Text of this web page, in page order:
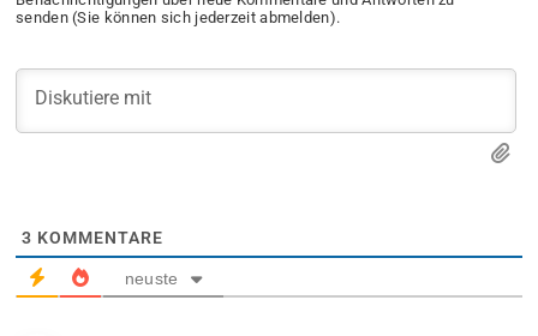
senden (Sie können sich jederzeit abmelden).
3 KOMMENTARE
neuste